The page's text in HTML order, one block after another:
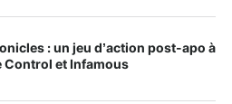
: un jeu d’action post-apo à
Control et Infamous